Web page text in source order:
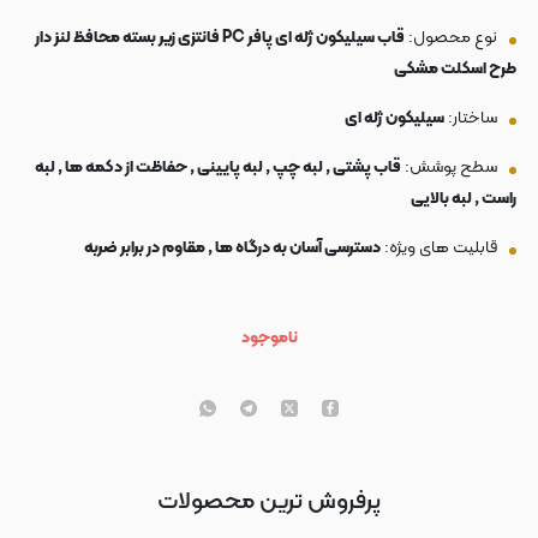
نوع محصول:
قاب سیلیکون ژله ای پافر PC فانتزی زیر بسته محافظ لنز دار
طرح اسکلت مشکی
ساختار:سیلیکون ژله ای
سطح پوشش: قاب پشتی , لبه چپ , لبه پایینی , حفاظت از دکمه ها , لبه
راست , لبه بالایی
قابلیت های ویژه:دسترسی آسان به درگاه ها , مقاوم در برابر ضربه
ناموجود
پرفروش ترین محصولات